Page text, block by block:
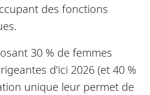
des fonctions
30 % de femmes
d’ici 2026 (et 40 %
unique leur permet de